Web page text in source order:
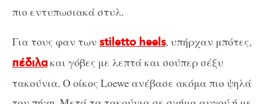
πιο εντυπωσιακά στυλ.
Για τους φαν των stiletto heels, υπήρχαν μπότες,
πέδιλακαι γόβες με λεπτά και σούπερ σέξυ
τακούνια. Ο οίκος Loewe ανέβασε ακόμα πιο ψηλά